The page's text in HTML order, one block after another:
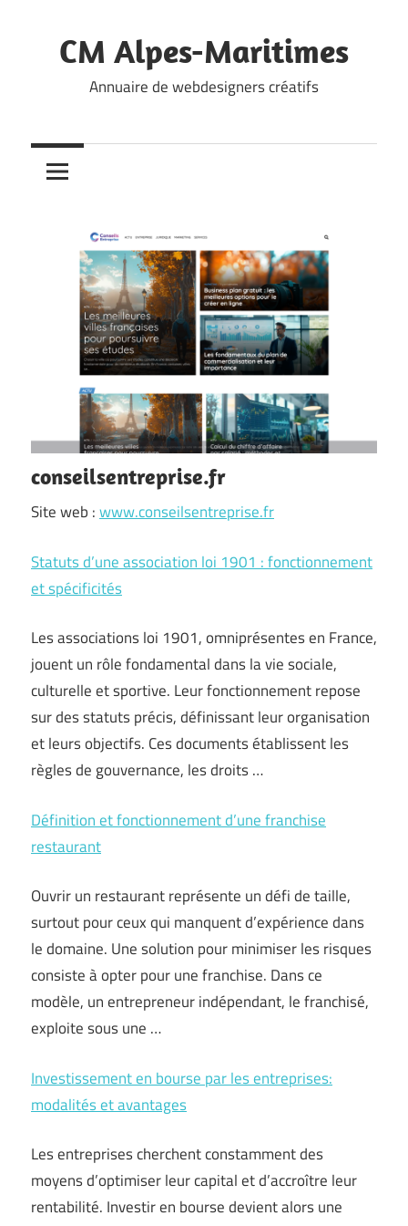
contentCM Alpes-Maritimes
Annuaire de webdesigners créatifs
conseilsentreprise.fr
Site web :www.conseilsentreprise.fr
Statuts d’une association loi 1901 : fonctionnement
et spécificités
Les associations loi 1901, omniprésentes en France,
jouent un rôle fondamental dans la vie sociale,
culturelle et sportive. Leur fonctionnement repose
sur des statuts précis, définissant leur organisation
et leurs objectifs. Ces documents établissent les
règles de gouvernance, les droits …
Définition et fonctionnement d’une franchise
restaurant
Ouvrir un restaurant représente un défi de taille,
surtout pour ceux qui manquent d’expérience dans
le domaine. Une solution pour minimiser les risques
consiste à opter pour une franchise. Dans ce
modèle, un entrepreneur indépendant, le franchisé,
exploite sous une …
Investissement en bourse par les entreprises:
modalités et avantages
Les entreprises cherchent constamment des
moyens d’optimiser leur capital et d’accroître leur
rentabilité. Investir en bourse devient alors une